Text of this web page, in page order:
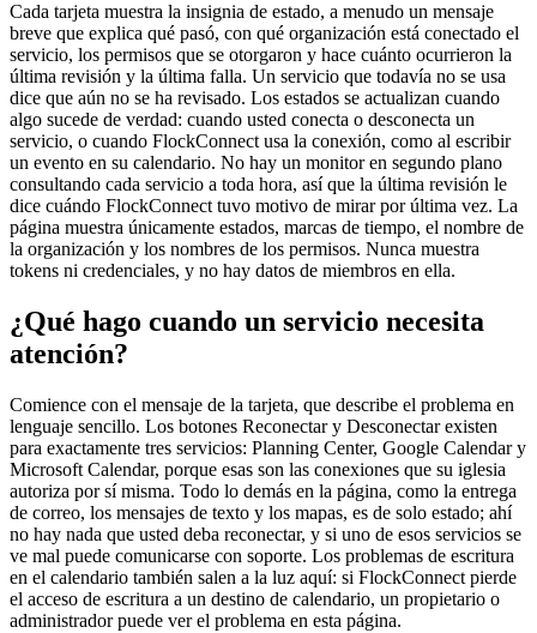
Cada tarjeta muestra la insignia de estado, a menudo un mensaje
breve que explica qué pasó, con qué organización está conectado el
servicio, los permisos que se otorgaron y hace cuánto ocurrieron la
última revisión y la última falla. Un servicio que todavía no se usa
dice que aún no se ha revisado. Los estados se actualizan cuando
algo sucede de verdad: cuando usted conecta o desconecta un
servicio, o cuando FlockConnect usa la conexión, como al escribir
un evento en su calendario. No hay un monitor en segundo plano
consultando cada servicio a toda hora, así que la última revisión le
dice cuándo FlockConnect tuvo motivo de mirar por última vez. La
página muestra únicamente estados, marcas de tiempo, el nombre de
la organización y los nombres de los permisos. Nunca muestra
tokens ni credenciales, y no hay datos de miembros en ella.
¿Qué hago cuando un servicio necesita
atención?
Comience con el mensaje de la tarjeta, que describe el problema en
lenguaje sencillo. Los botones Reconectar y Desconectar existen
para exactamente tres servicios: Planning Center, Google Calendar y
Microsoft Calendar, porque esas son las conexiones que su iglesia
autoriza por sí misma. Todo lo demás en la página, como la entrega
de correo, los mensajes de texto y los mapas, es de solo estado; ahí
no hay nada que usted deba reconectar, y si uno de esos servicios se
ve mal puede comunicarse con soporte. Los problemas de escritura
en el calendario también salen a la luz aquí: si FlockConnect pierde
el acceso de escritura a un destino de calendario, un propietario o
administrador puede ver el problema en esta página.